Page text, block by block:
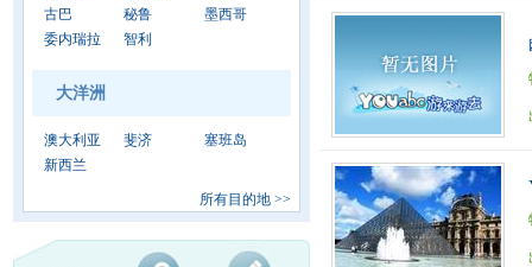
古巴
秘鲁
墨西哥
委内瑞拉
智利
大洋洲
澳大利亚 斐济
塞班岛
新西兰
所有目的地 >>